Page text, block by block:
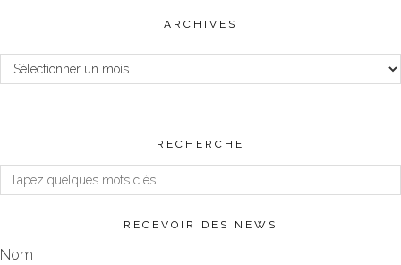
ARCHIVES
Archives
RECHERCHE
RECEVOIR DES NEWS
Nom :